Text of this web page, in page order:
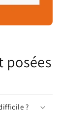
posées
?